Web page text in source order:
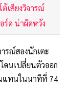
เสียงวิจารณ์
ด น่าผิดหวัง
รณ์สองนักเตะ
ดนเปลี่ยนตัวออก
นแทนในนาทีที่ 74